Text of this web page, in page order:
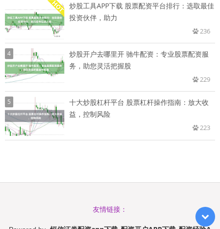
炒股工具APP下载 股票配资平台排行：选取最佳
投资伙伴，助力
236
4
炒股开户去哪里开 驰牛配资：专业股票配资服
务，助您灵活把握股
229
5
十大炒股杠杆平台 股票杠杆操作指南：放大收
益，控制风险
223
友情链接：